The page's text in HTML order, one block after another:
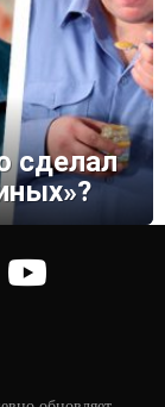
сделал
youtube